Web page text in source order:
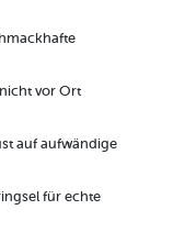
vor Ort
auf aufwändige
für echte